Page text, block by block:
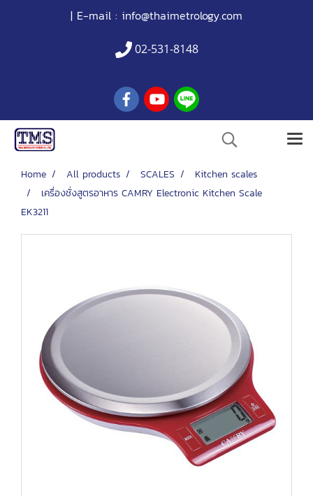
| E-mail : info@thaimetrology.com
02-531-8148
Home All products SCALES
Kitchen scales
เครื่องชั่งสูตรอาหาร CAMRY Electronic Kitchen Scale
EK3211